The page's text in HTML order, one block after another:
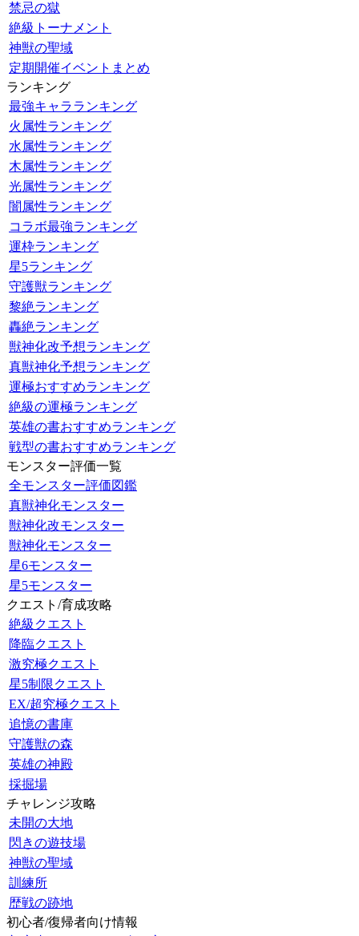
禁忌の獄
絶級トーナメント
神獣の聖域
定期開催イベントまとめ
ランキング
最強キャラランキング
火属性ランキング
水属性ランキング
木属性ランキング
光属性ランキング
闇属性ランキング
コラボ最強ランキング
運枠ランキング
星5ランキング
守護獣ランキング
黎絶ランキング
轟絶ランキング
獣神化改予想ランキング
真獣神化予想ランキング
運極おすすめランキング
絶級の運極ランキング
英雄の書おすすめランキング
戦型の書おすすめランキング
モンスター評価一覧
全モンスター評価図鑑
真獣神化モンスター
獣神化改モンスター
獣神化モンスター
星6モンスター
星5モンスター
クエスト/育成攻略
絶級クエスト
降臨クエスト
激究極クエスト
星5制限クエスト
EX/超究極クエスト
追憶の書庫
守護獣の森
英雄の神殿
採掘場
チャレンジ攻略
未開の大地
閃きの遊技場
神獣の聖域
訓練所
歴戦の跡地
初心者/復帰者向け情報